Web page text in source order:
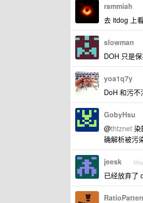
rammiah
去 itdog 上
slowman
DOH 只是
yoa1q7y
DoH 和污
GobyHsu
@thtznet 染
确解析被污
jeesk
已经放弃了